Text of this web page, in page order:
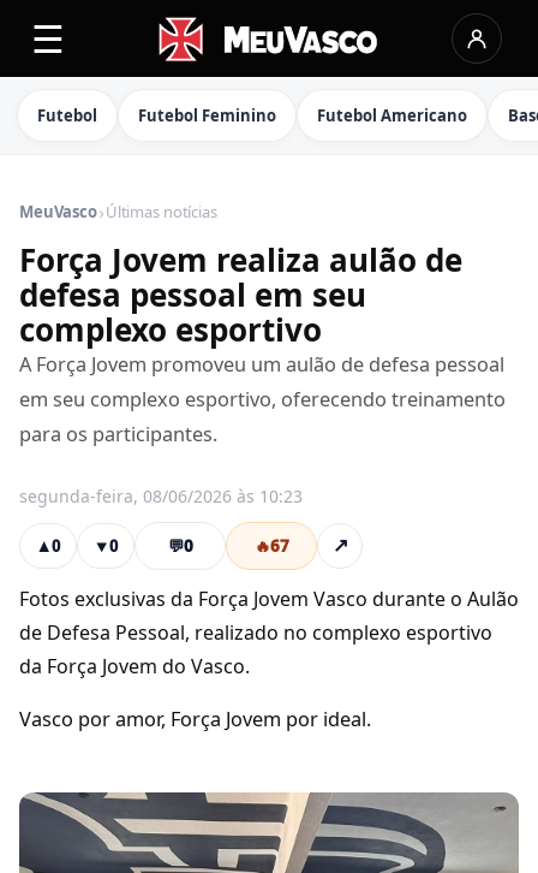
☰
Futebol Futebol Feminino Futebol Americano
MeuVasco›Últimas notícias
Força Jovem realiza aulão de
defesa pessoal em seu
complexo esportivo
A Força Jovem promoveu um aulão de defesa pessoal
em seu complexo esportivo, oferecendo treinamento
para os participantes.
segunda-feira, 08/06/2026 às 10:23
▲0 ▼0 💬0 🔥67 ↗
Fotos exclusivas da Força Jovem Vasco durante o Aulão
de Defesa Pessoal, realizado no complexo esportivo
da Força Jovem do Vasco.
Vasco por amor, Força Jovem por ideal.